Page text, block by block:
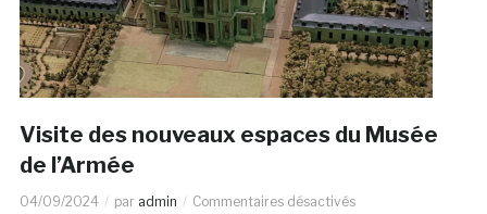
Visite des nouveaux espaces du Musée
de l’Armée
04/09/2024 par admin Commentaires désactivés